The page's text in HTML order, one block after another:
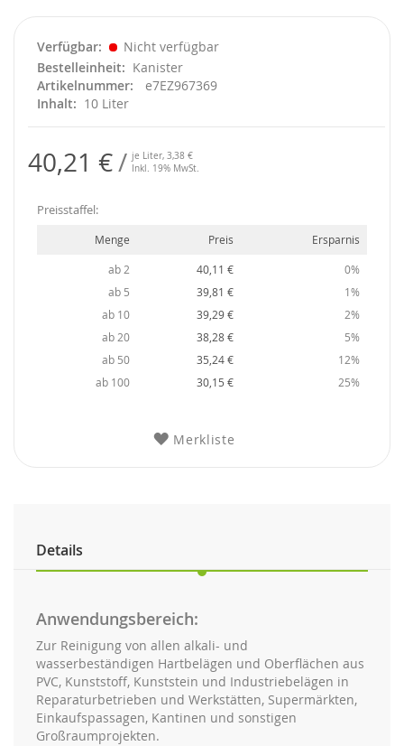
Verfügbar
Nicht verfügbar
Bestelleinheit
Kanister
Artikelnummer
e7EZ967369
Inhalt
10 Liter
40,21 € je Liter, 3,38 €
Inkl. 19% MwSt.
Preisstaffel:
Menge Preis Ersparnis
ab 2 40,11 €
0%
ab 5
39,81 €
1%
ab 10
39,29 €
2%
ab 20
38,28 €
5%
ab 50
35,24 €
12%
ab 100
30,15 € 25%
Merkliste
Details
Anwendungsbereich:
Zur Reinigung von allen alkali- und
wasserbeständigen Hartbelägen und Oberflächen aus
PVC, Kunststoff, Kunststein und Industriebelägen in
Reparaturbetrieben und Werkstätten, Supermärkten,
Einkaufspassagen, Kantinen und sonstigen
Großraumprojekten.